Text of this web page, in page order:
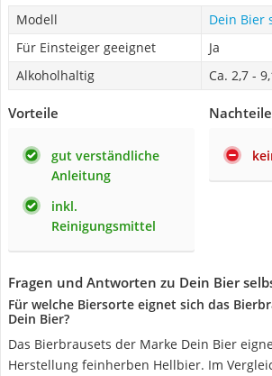
Modell
Dein Bier
Für Einsteiger geeignet
Ja
Alkoholhaltig
Ca. 2,7 -
Vorteile
gut verständliche
Anleitung
inkl.
Reinigungsmittel
Nachteile
Fragen und Antworten zu Dein Bier
Für welche Biersorte eignet sich das
Dein Bier?
Das Bierbrausets der Marke Dein Bier
Herstellung feinherben Hellbier. Im